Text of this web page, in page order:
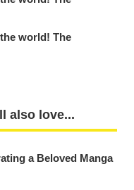
world! The
also love...
a Beloved Manga